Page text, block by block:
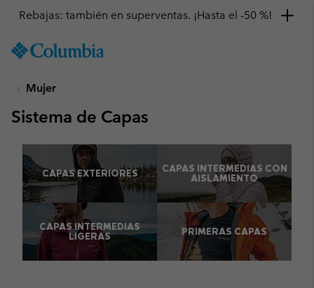
TO
SKIP
MAIN
SKIP
TO
SEARCH
Rebajas: también en superventas. ¡Hasta el -50 %!
Mujer
Sistema de Capas
PRIMERAS CAPAS
CAPAS INTERMEDIAS
LIGERAS
CAPAS INTERMEDIAS CON
AISLAMIENTO
#
CAPAS EXTERIORES